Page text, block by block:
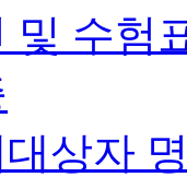
및 수험
상자